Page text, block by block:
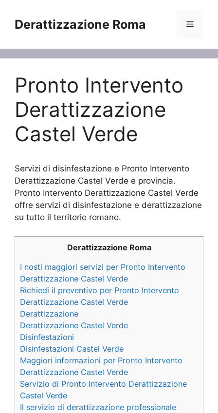
contenuto
Derattizzazione Roma Menu
Pronto Intervento
Derattizzazione
Castel Verde
Servizi di disinfestazione e Pronto Intervento
Derattizzazione Castel Verde e provincia.
Pronto Intervento Derattizzazione Castel Verde
offre servizi di disinfestazione e derattizzazione
su tutto il territorio romano.
Derattizzazione Roma
I nosti maggiori servizi per Pronto Intervento
Derattizzazione Castel Verde
Richiedi il preventivo per Pronto Intervento
Derattizzazione Castel Verde
Derattizzazione
Derattizzazione Castel Verde
Disinfestazioni
Disinfestazioni Castel Verde
Maggiori informazioni per Pronto Intervento
Derattizzazione Castel Verde
Servizio di Pronto Intervento Derattizzazione
Castel Verde
Il servizio di derattizzazione professionale